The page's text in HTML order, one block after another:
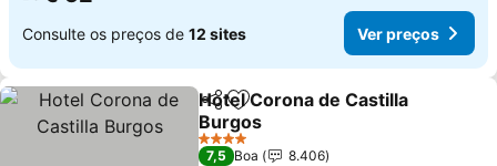
Consulte os preços de 12 sites Ver preços
PartilharAdicionar aos favoritos
Hotel Corona de Castilla
Burgos
Ver preços
4 Estrelas
7,5 Boa
8.406